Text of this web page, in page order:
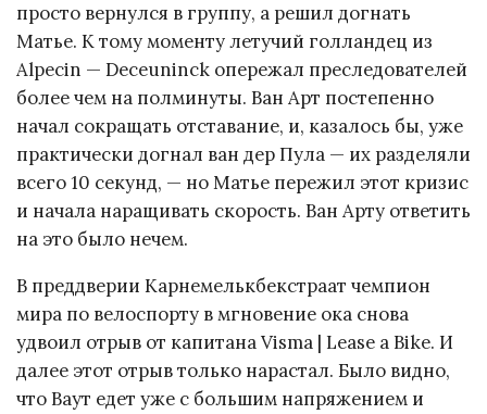
просто вернулся в группу, а решил догнать
Матье. К тому моменту летучий голландец из
Alpecin — Deceuninck опережал преследователей
более чем на полминуты. Ван Арт постепенно
начал сокращать отставание, и, казалось бы, уже
практически догнал ван дер Пула — их разделяли
всего 10 секунд, — но Матье пережил этот кризис
и начала наращивать скорость. Ван Арту ответить
на это было нечем.
В преддверии Карнемелькбекстраат чемпион
мира по велоспорту в мгновение ока снова
удвоил отрыв от капитана Visma | Lease a Bike. И
далее этот отрыв только нарастал. Было видно,
что Ваут едет уже с большим напряжением и